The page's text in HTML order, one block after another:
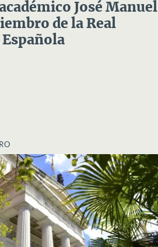
José Manuel
de la Real